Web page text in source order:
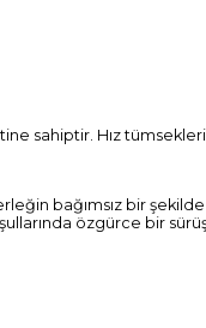
sahiptir. Hız
bağımsız bir
özgürce bir